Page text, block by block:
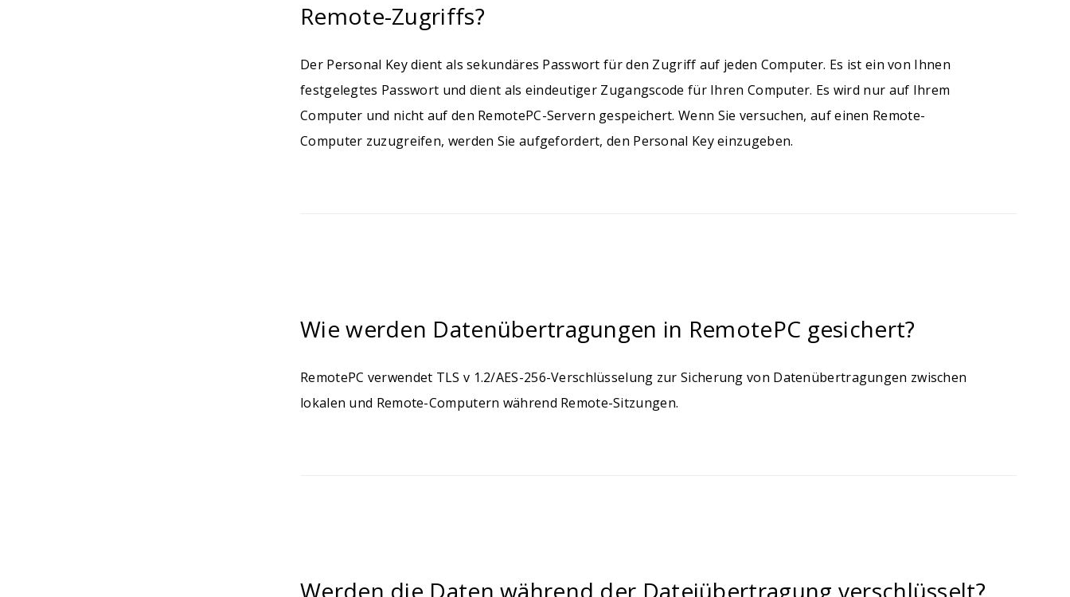
Remote-Zugriffs?
Der Personal Key dient als sekundäres Passwort für den Zugriff auf jeden Computer. Es ist ein von Ihnen
festgelegtes Passwort und dient als eindeutiger Zugangscode für Ihren Computer. Es wird nur auf Ihrem
Computer und nicht auf den RemotePC-Servern gespeichert. Wenn Sie versuchen, auf einen Remote-
Computer zuzugreifen, werden Sie aufgefordert, den Personal Key einzugeben.
Wie werden Datenübertragungen in RemotePC gesichert?
RemotePC verwendet TLS v 1.2/AES-256-Verschlüsselung zur Sicherung von Datenübertragungen zwischen
lokalen und Remote-Computern während Remote-Sitzungen.
Werden die Daten während der Dateiübertragung verschlüsselt?